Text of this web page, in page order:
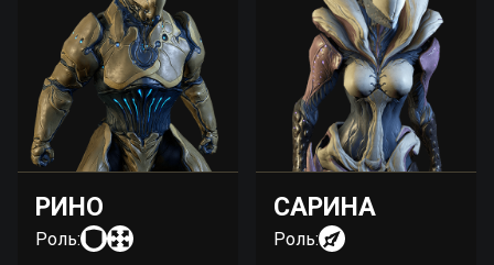
РИНО
Роль:
САРИНА
Роль: